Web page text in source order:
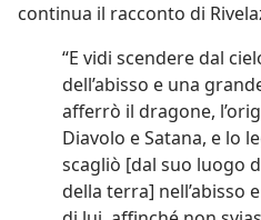
continua il racconto di
“E vidi scendere dal
dell’abisso e una
afferrò il dragone,
Diavolo e Satana, e lo
scagliò [dal suo luogo
della terra] nell’abisso